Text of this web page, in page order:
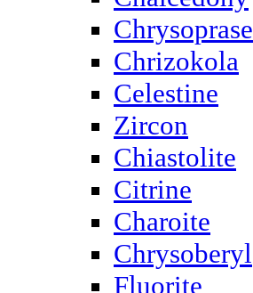
Chrysoprase
Chrizokola
Celestine
Zircon
Chiastolite
Citrine
Charoite
Chrysoberyl
Fluorite